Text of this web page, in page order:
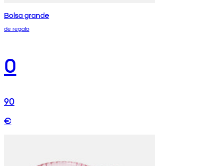
Bolsa grande
de regalo
0
90
€